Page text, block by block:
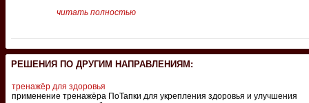
читать полностью
РЕШЕНИЯ ПО ДРУГИМ НАПРАВЛЕНИЯМ:
тренажёр для здоровья
применение тренажёра ПоТапки для укрепления здоровья и улучшения